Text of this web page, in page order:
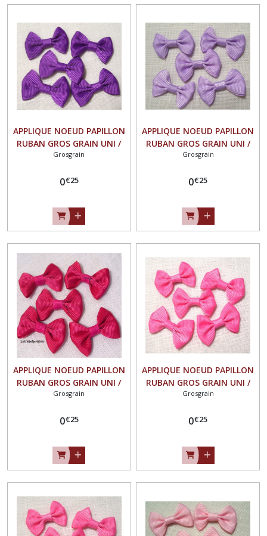
APPLIQUE NOEUD PAPILLON
RUBAN GROS GRAIN UNI /
MAUVE ** 35 X 23 mm **
Grosgrain
0€25
APPLIQUE NOEUD PAPILLON
RUBAN GROS GRAIN UNI /
PARME ** 35 X 23 mm **
Grosgrain
0€25
APPLIQUE NOEUD PAPILLON
RUBAN GROS GRAIN UNI /
FUCHSIA ** 35 X 23 mm **
Grosgrain
0€25
APPLIQUE NOEUD PAPILLON
RUBAN GROS GRAIN UNI /
ROSE VIF ** 35 X 23 mm **
Grosgrain
0€25